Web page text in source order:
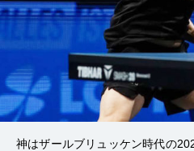
神はザールブリュッケン時代の